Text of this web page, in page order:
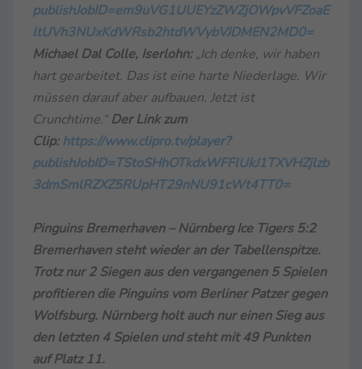
publishJobID=em9uVG1UUEYzZWZjOWpvVFZoaE
ltUVh3NUxKdWRsb2htdWVybVJDMEN2MD0=
Michael Dal Colle, Iserlohn:„Ich denke, wir haben
hart gearbeitet. Das ist eine harte Niederlage. Wir
müssen darauf aber aufbauen. Jetzt ist
Crunchtime.“ Der Link zum
Clip:https://www.clipro.tv/player?
publishJobID=TStoSHhOTkdxWFFlUkJ1TXVHZjlzb
3dmSmlRZXZ5RUpHT29nNU91cWt4TT0=
Pinguins Bremerhaven – Nürnberg Ice Tigers 5:2
Bremerhaven steht wieder an der Tabellenspitze.
Trotz nur 2 Siegen aus den vergangenen 5 Spielen
profitieren die Pinguins vom Berliner Patzer gegen
Wolfsburg. Nürnberg holt auch nur einen Sieg aus
den letzten 4 Spielen und steht mit 49 Punkten
auf Platz 11.